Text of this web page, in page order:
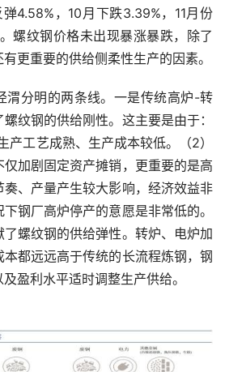
4.58%，10月下跌3.39%，11月份
螺纹钢价格未出现暴涨暴跌，除了
更重要的供给侧柔性生产的因素。
分明的两条线。一是传统高炉-转
纹钢的供给刚性。这主要是由于：
产工艺成熟、生产成本较低。（2）
加剧固定资产摊销，更重要的是高
、产量产生较大影响，经济效益非
钢厂高炉停产的意愿是非常低的。
螺纹钢的供给弹性。转炉、电炉加
都远远高于传统的长流程炼钢，钢
盈利水平适时调整生产供给。